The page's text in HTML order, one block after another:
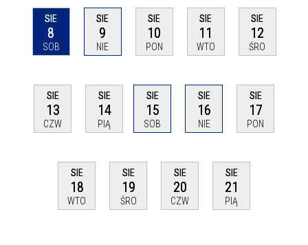
SIE
8
SOB
SIE
9
NIE
SIE
10
PON
SIE
11
WTO
SIE
12
ŚRO
SIE
13
CZW
SIE
14
PIĄ
SIE
15
SOB
SIE
16
NIE
SIE
17
PON
SIE
18
WTO
SIE
19
ŚRO
SIE
20
CZW
SIE
21
PIĄ